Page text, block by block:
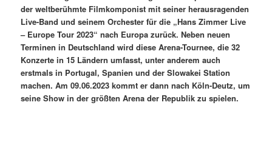
der weltberühmte Filmkomponist mit seiner herausragenden
Live-Band und seinem Orchester für die „Hans Zimmer Live
– Europe Tour 2023“ nach Europa zurück. Neben neuen
Terminen in Deutschland wird diese Arena-Tournee, die 32
Konzerte in 15 Ländern umfasst, unter anderem auch
erstmals in Portugal, Spanien und der Slowakei Station
machen. Am 09.06.2023 kommt er dann nach Köln-Deutz, um
seine Show in der größten Arena der Republik zu spielen.